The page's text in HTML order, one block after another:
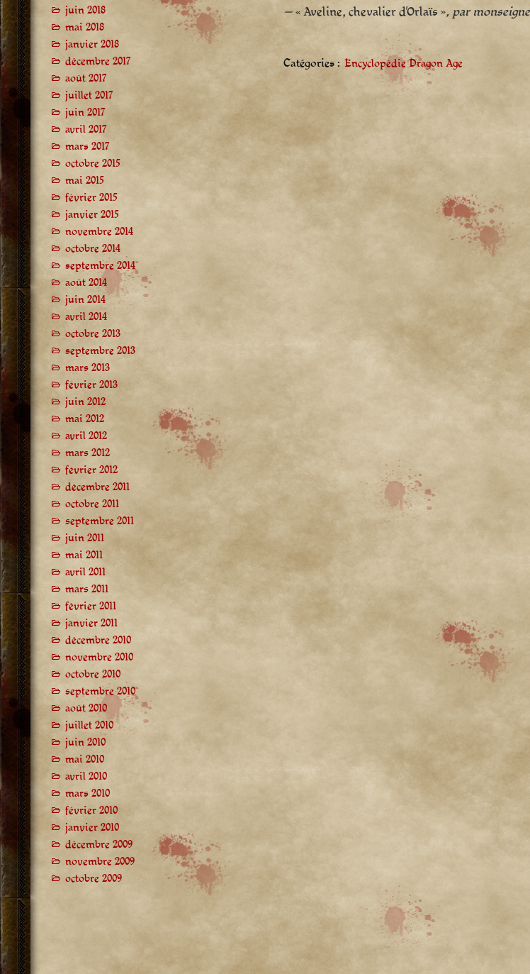
—« Aveline, chevalier d’Orlaïs », par
Catégories : Encyclopédie Dragon Age
juin 2018
mai 2018
janvier 2018
décembre 2017
août 2017
juillet 2017
juin 2017
avril 2017
mars 2017
octobre 2015
mai 2015
février 2015
janvier 2015
novembre 2014
octobre 2014
septembre 2014
août 2014
juin 2014
avril 2014
octobre 2013
septembre 2013
mars 2013
février 2013
juin 2012
mai 2012
avril 2012
mars 2012
février 2012
décembre 2011
octobre 2011
septembre 2011
juin 2011
mai 2011
avril 2011
mars 2011
février 2011
janvier 2011
décembre 2010
novembre 2010
octobre 2010
septembre 2010
août 2010
juillet 2010
juin 2010
mai 2010
avril 2010
mars 2010
février 2010
janvier 2010
décembre 2009
novembre 2009
octobre 2009